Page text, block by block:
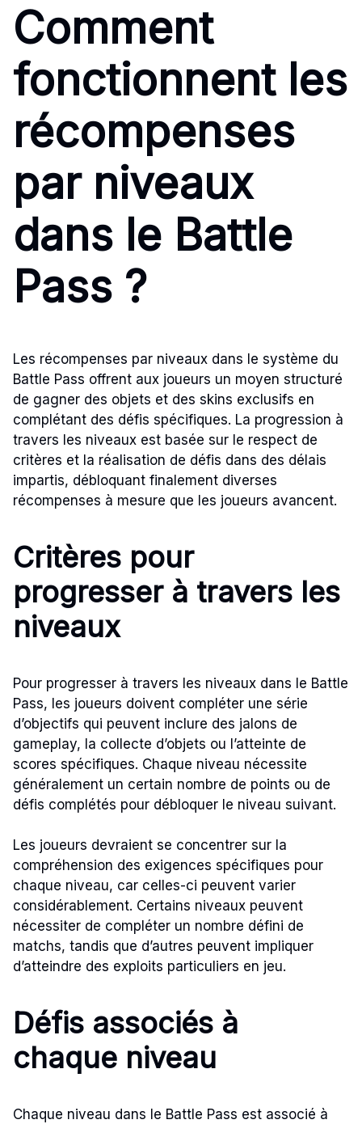
Comment
fonctionnent les
récompenses
par niveaux
dans le Battle
Pass ?
Les récompenses par niveaux dans le système du
Battle Pass offrent aux joueurs un moyen structuré
de gagner des objets et des skins exclusifs en
complétant des défis spécifiques. La progression à
travers les niveaux est basée sur le respect de
critères et la réalisation de défis dans des délais
impartis, débloquant finalement diverses
récompenses à mesure que les joueurs avancent.
Critères pour
progresser à travers les
niveaux
Pour progresser à travers les niveaux dans le Battle
Pass, les joueurs doivent compléter une série
d’objectifs qui peuvent inclure des jalons de
gameplay, la collecte d’objets ou l’atteinte de
scores spécifiques. Chaque niveau nécessite
généralement un certain nombre de points ou de
défis complétés pour débloquer le niveau suivant.
Les joueurs devraient se concentrer sur la
compréhension des exigences spécifiques pour
chaque niveau, car celles-ci peuvent varier
considérablement. Certains niveaux peuvent
nécessiter de compléter un nombre défini de
matchs, tandis que d’autres peuvent impliquer
d’atteindre des exploits particuliers en jeu.
Défis associés à
chaque niveau
Chaque niveau dans le Battle Pass est associé à